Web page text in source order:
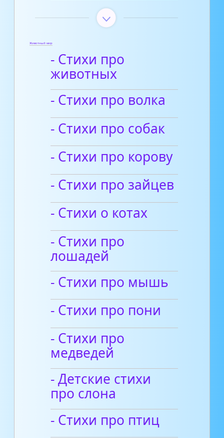
Животный мир
- Стихи про
животных
- Стихи про волка
- Cтихи про собак
- Стихи про корову
- Стихи про зайцев
- Стихи о котах
- Стихи про
лошадей
- Стихи про мышь
- Стихи про пони
- Стихи про
медведей
- Детские стихи
про слона
- Стихи про птиц